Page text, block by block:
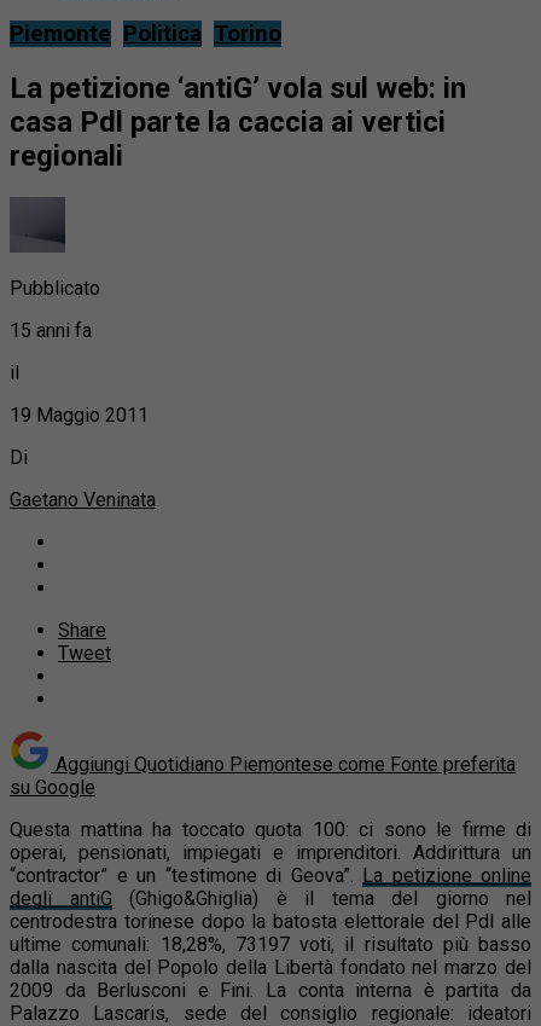
Piemonte Politica Torino
La petizione ‘antiG’ vola sul web: in
casa Pdl parte la caccia ai vertici
regionali
Pubblicato
15 anni fa
il
19 Maggio 2011
Di
Gaetano Veninata
Share
Tweet
Aggiungi Quotidiano Piemontese come Fonte preferita
su Google
Questa mattina ha toccato quota 100: ci sono le firme di
operai, pensionati, impiegati e imprenditori. Addirittura un
“contractor” e un “testimone di Geova”. La petizione online
degli antiG (Ghigo&Ghiglia) è il tema del giorno nel
centrodestra torinese dopo la batosta elettorale del Pdl alle
ultime comunali: 18,28%, 73197 voti, il risultato più basso
dalla nascita del Popolo della Libertà fondato nel marzo del
2009 da Berlusconi e Fini. La conta interna è partita da
Palazzo Lascaris, sede del consiglio regionale: ideatori